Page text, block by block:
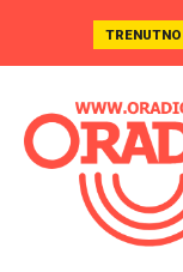
TRENUTNO